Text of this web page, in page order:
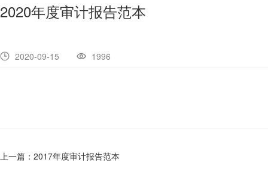
2020年度审计报告范本
2020-09-15 1996
上一篇：2017年度审计报告范本